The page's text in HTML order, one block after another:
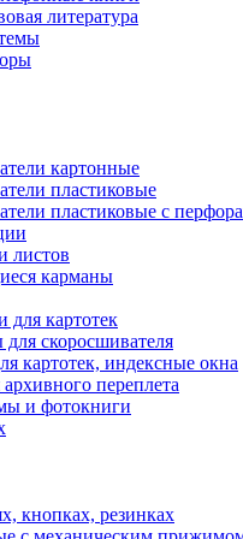
литература
картонные
пластиковые
пластиковые с
листов
карманы
для картотек
скоросшивателя
картотек, индексные окна
переплета
и фотокниги
кнопках, резинках